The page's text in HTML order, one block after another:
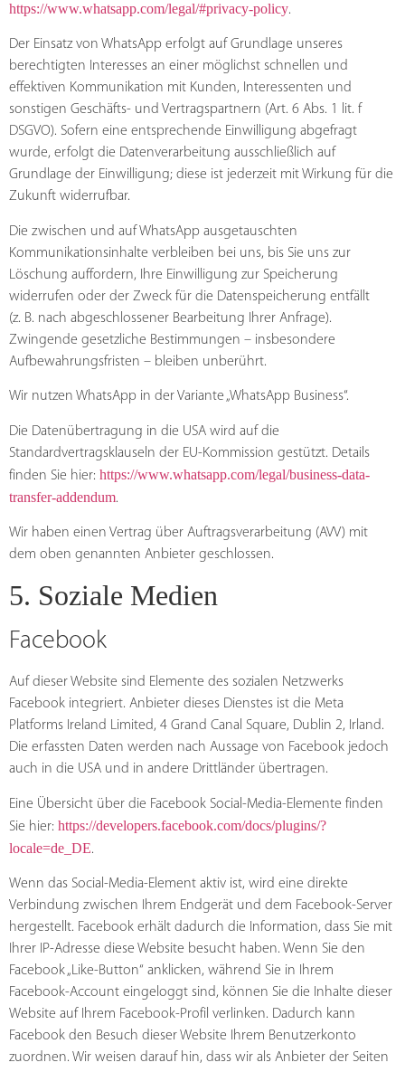
https://www.whatsapp.com/legal/#privacy-policy.
Der Einsatz von WhatsApp erfolgt auf Grundlage unseres
berechtigten Interesses an einer möglichst schnellen und
effektiven Kommunikation mit Kunden, Interessenten und
sonstigen Geschäfts- und Vertragspartnern (Art. 6 Abs. 1 lit. f
DSGVO). Sofern eine entsprechende Einwilligung abgefragt
wurde, erfolgt die Datenverarbeitung ausschließlich auf
Grundlage der Einwilligung; diese ist jederzeit mit Wirkung für die
Zukunft widerrufbar.
Die zwischen und auf WhatsApp ausgetauschten
Kommunikationsinhalte verbleiben bei uns, bis Sie uns zur
Löschung auffordern, Ihre Einwilligung zur Speicherung
widerrufen oder der Zweck für die Datenspeicherung entfällt
(z. B. nach abgeschlossener Bearbeitung Ihrer Anfrage).
Zwingende gesetzliche Bestimmungen – insbesondere
Aufbewahrungsfristen – bleiben unberührt.
Wir nutzen WhatsApp in der Variante „WhatsApp Business“.
Die Datenübertragung in die USA wird auf die
Standardvertragsklauseln der EU-Kommission gestützt. Details
finden Sie hier: https://www.whatsapp.com/legal/business-data-
transfer-addendum.
Wir haben einen Vertrag über Auftragsverarbeitung (AVV) mit
dem oben genannten Anbieter geschlossen.
5. Soziale Medien
Facebook
Auf dieser Website sind Elemente des sozialen Netzwerks
Facebook integriert. Anbieter dieses Dienstes ist die Meta
Platforms Ireland Limited, 4 Grand Canal Square, Dublin 2, Irland.
Die erfassten Daten werden nach Aussage von Facebook jedoch
auch in die USA und in andere Drittländer übertragen.
Eine Übersicht über die Facebook Social-Media-Elemente finden
Sie hier: https://developers.facebook.com/docs/plugins/?
locale=de_DE.
Wenn das Social-Media-Element aktiv ist, wird eine direkte
Verbindung zwischen Ihrem Endgerät und dem Facebook-Server
hergestellt. Facebook erhält dadurch die Information, dass Sie mit
Ihrer IP-Adresse diese Website besucht haben. Wenn Sie den
Facebook „Like-Button“ anklicken, während Sie in Ihrem
Facebook-Account eingeloggt sind, können Sie die Inhalte dieser
Website auf Ihrem Facebook-Profil verlinken. Dadurch kann
Facebook den Besuch dieser Website Ihrem Benutzerkonto
zuordnen. Wir weisen darauf hin, dass wir als Anbieter der Seiten